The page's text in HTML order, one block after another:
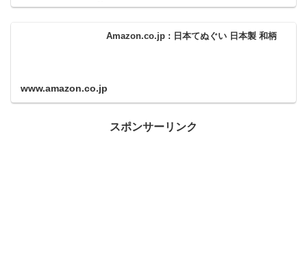
Amazon.co.jp : 日本てぬぐい 日本製 和柄
www.amazon.co.jp
スポンサーリンク